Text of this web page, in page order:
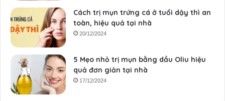
Cách trị mụn trứng cá ở tuổi dậy thì an
toàn, hiệu quả tại nhà
20/12/2024
5 Mẹo nhỏ trị mụn bằng dầu Oliu hiệu
quả đơn giản tại nhà
17/12/2024